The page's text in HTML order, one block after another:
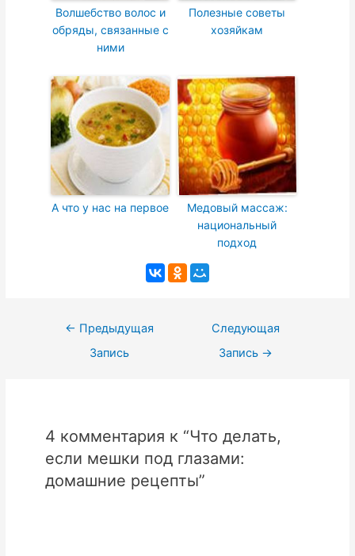
Волшебство волос и
обряды, связанные с
ними
Полезные советы
хозяйкам
А что у нас на первое
Медовый массаж:
национальный
подход
Навигация
← Предыдущая
Запись
Следующая
Запись →
4 комментария к “Что делать,
если мешки под глазами:
домашние рецепты”